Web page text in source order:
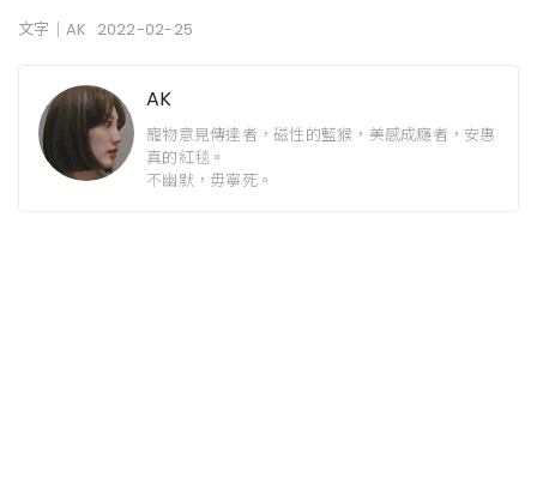
文字｜AK 2022-02-25
AK
寵物意見傳達者，磁性的藍猴，美感成癮者，安惠
真的紅毯。
不幽默，毋寧死。